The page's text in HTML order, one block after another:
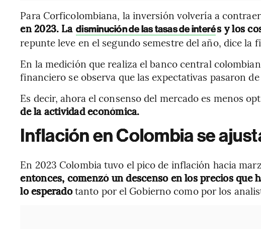
Para Corficolombiana, la inversión volvería a
en 2023. La disminución de las tasas de interés y los
repunte leve en el segundo semestre del año, dice la
En la medición que realiza el banco central
financiero se observa que las expectativas pasaron de
Es decir, ahora el consenso del mercado es menos
de la actividad económica.
Inflación en Colombia se
En 2023 Colombia tuvo el pico de inflación hacia
entonces, comenzó un descenso en los precios que
lo esperadotanto por el Gobierno como por los